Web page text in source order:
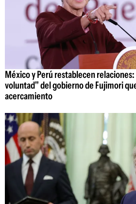
México y Perú restablecen
voluntad" del gobierno de Fujimori
acercamiento